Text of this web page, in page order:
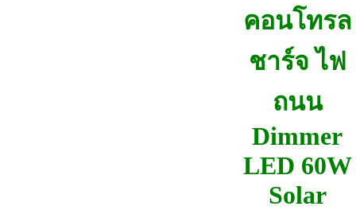
คอนโทรล
ชาร์จ ไฟ
ถนน
Dimmer
LED 60W
Solar